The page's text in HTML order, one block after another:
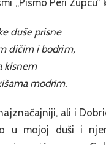
duše prisne
dičim i bodrim,
kisnem
modrim.
ali i
u mojoj duši i